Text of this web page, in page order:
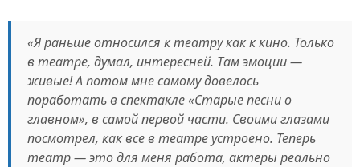
«Я раньше относился к театру как к кино. Только
в театре, думал, интересней. Там эмоции —
живые! А потом мне самому довелось
поработать в спектакле «Старые песни о
главном», в самой первой части. Своими глазами
посмотрел, как все в театре устроено. Теперь
театр — это для меня работа, актеры реально